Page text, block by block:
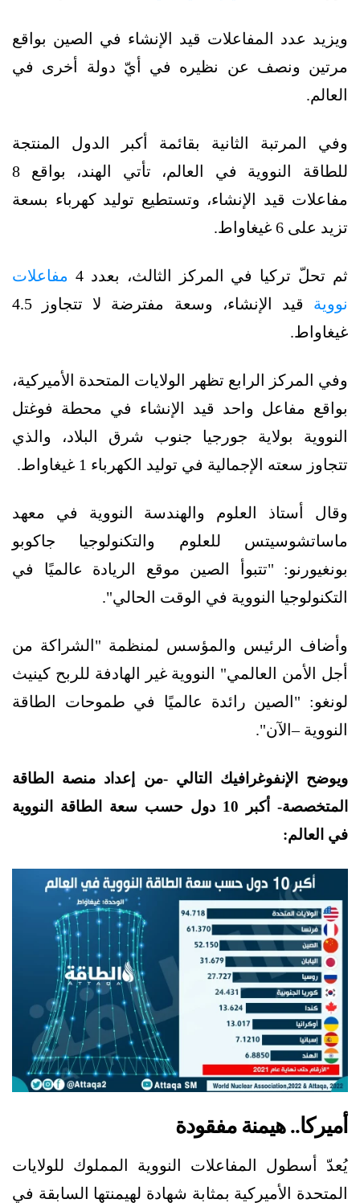
ويزيد عدد المفاعلات قيد الإنشاء في الصين بواقع
مرتين ونصف عن نظيره في أيّ دولة أخرى في
العالم.
وفي المرتبة الثانية بقائمة أكبر الدول المنتجة
للطاقة النووية في العالم، تأتي الهند، بواقع 8
مفاعلات قيد الإنشاء، وتستطيع توليد كهرباء بسعة
تزيد على 6 غيغاواط.
ثم تحلّ تركيا في المركز الثالث، بعدد 4
مفاعلات
نووية
قيد الإنشاء، وسعة مفترضة لا تتجاوز 4.5
غيغاواط.
وفي المركز الرابع تظهر الولايات المتحدة الأميركية،
بواقع مفاعل واحد قيد الإنشاء في محطة فوغتل
النووية بولاية جورجيا جنوب شرق البلاد، والذي
تتجاوز سعته الإجمالية في توليد الكهرباء 1 غيغاواط.
وقال أستاذ العلوم والهندسة النووية في معهد
ماساتشوسيتس للعلوم والتكنولوجيا جاكوبو
بونغيورنو: "تتبوأ الصين موقع الريادة عالميًا في
التكنولوجيا النووية في الوقت الحالي".
وأضاف الرئيس والمؤسس لمنظمة "الشراكة من
أجل الأمن العالمي" النووية غير الهادفة للربح كينيث
لونغو: "الصين رائدة عالميًا في طموحات الطاقة
النووية –الآن".
ويوضح الإنفوغرافيك التالي -من إعداد منصة الطاقة
المتخصصة- أكبر 10 دول حسب سعة الطاقة النووية
في العالم:
أميركا.. هيمنة مفقودة
يُعدّ أسطول المفاعلات النووية المملوك للولايات
المتحدة الأميركية بمثابة شهادة لهيمنتها السابقة في